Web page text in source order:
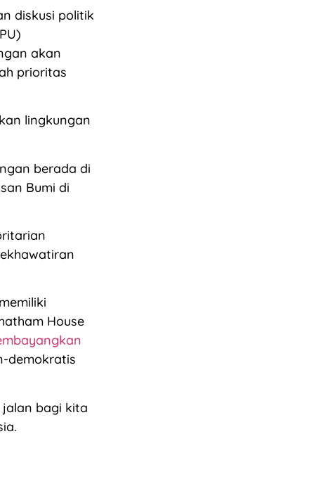
diskusi politik
akan
prioritas
lingkungan
berada di
Bumi di
House
demokratis
jalan bagi kita